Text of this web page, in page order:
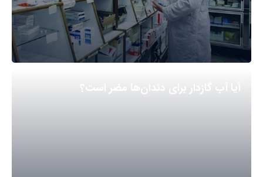
آیا آب گازدار برای دندان‌ها مضر است؟